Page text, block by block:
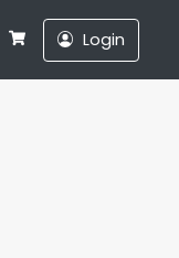
Search
Cart
Login